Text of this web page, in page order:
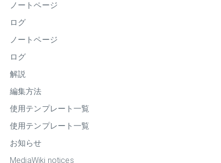
ノートページ
ログ
ノートページ
ログ
解説
編集方法
使用テンプレート一覧
使用テンプレート一覧
お知らせ
MediaWiki notices